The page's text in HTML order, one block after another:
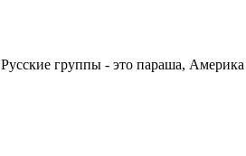
Русские группы - это параша,